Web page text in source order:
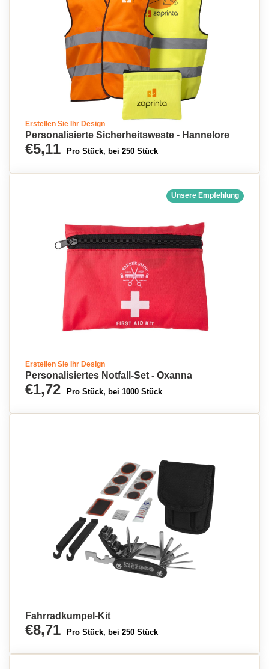
Erstellen Sie Ihr Design
Personalisierte Sicherheitsweste - Hannelore
€5,11 Pro Stück, bei 250 Stück
Unsere Empfehlung
Erstellen Sie Ihr Design
Personalisiertes Notfall-Set - Oxanna
€1,72 Pro Stück, bei 1000 Stück
Fahrradkumpel-Kit
€8,71 Pro Stück, bei 250 Stück